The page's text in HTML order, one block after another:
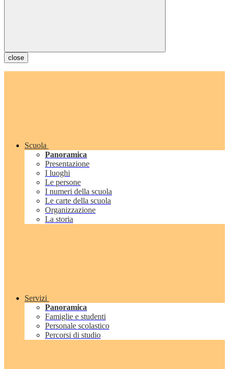
close
Scuola
Panoramica
Presentazione
I luoghi
Le persone
I numeri della scuola
Le carte della scuola
Organizzazione
La storia
Servizi
Panoramica
Famiglie e studenti
Personale scolastico
Percorsi di studio